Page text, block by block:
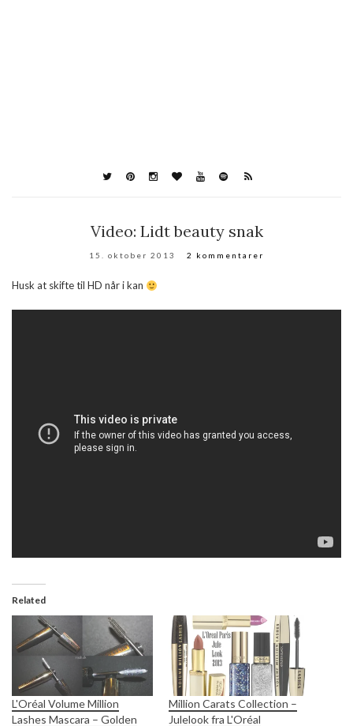
Video: Lidt beauty snak
15. oktober 2013 2 kommentarer
Husk at skifte til HD når i kan
Related
L'Oréal Volume Million
Lashes Mascara – Golden
Million Carats Collection –
Julelook fra L'Oréal